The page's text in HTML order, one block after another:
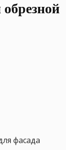
фасада